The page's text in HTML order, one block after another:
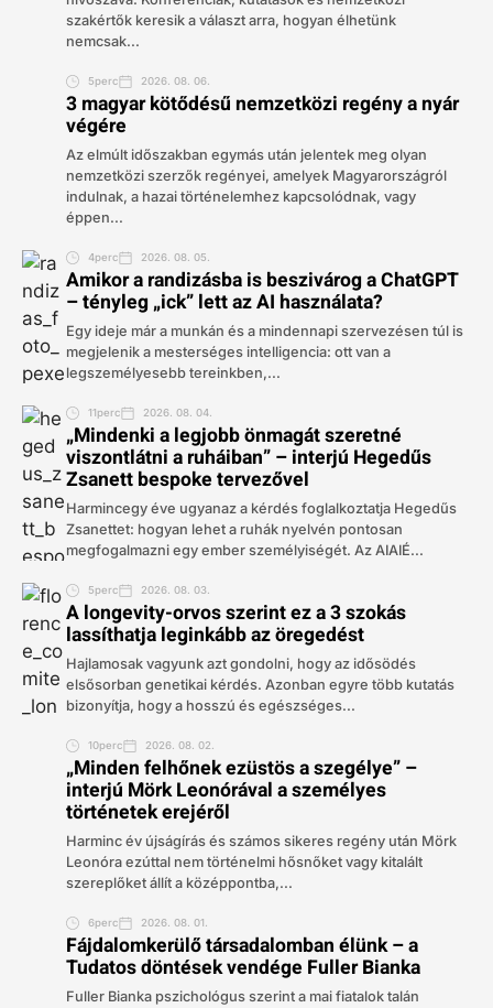
szakértők keresik a választ arra, hogyan élhetünk
nemcsak...
5perc 2026. 08. 06.
3 magyar kötődésű nemzetközi regény a nyár
végére
Az elmúlt időszakban egymás után jelentek meg olyan
nemzetközi szerzők regényei, amelyek Magyarországról
indulnak, a hazai történelemhez kapcsolódnak, vagy
éppen...
4perc 2026. 08. 05.
Amikor a randizásba is beszivárog a ChatGPT
– tényleg „ick” lett az AI használata?
Egy ideje már a munkán és a mindennapi szervezésen túl is
megjelenik a mesterséges intelligencia: ott van a
legszemélyesebb tereinkben,...
11perc 2026. 08. 04.
„Mindenki a legjobb önmagát szeretné
viszontlátni a ruháiban” – interjú Hegedűs
Zsanett bespoke tervezővel
Harmincegy éve ugyanaz a kérdés foglalkoztatja Hegedűs
Zsanettet: hogyan lehet a ruhák nyelvén pontosan
megfogalmazni egy ember személyiségét. Az AIAIÉ...
5perc 2026. 08. 03.
A longevity-orvos szerint ez a 3 szokás
lassíthatja leginkább az öregedést
Hajlamosak vagyunk azt gondolni, hogy az idősödés
elsősorban genetikai kérdés. Azonban egyre több kutatás
bizonyítja, hogy a hosszú és egészséges...
10perc 2026. 08. 02.
„Minden felhőnek ezüstös a szegélye” –
interjú Mörk Leonórával a személyes
történetek erejéről
Harminc év újságírás és számos sikeres regény után Mörk
Leonóra ezúttal nem történelmi hősnőket vagy kitalált
szereplőket állít a középpontba,...
6perc 2026. 08. 01.
Fájdalomkerülő társadalomban élünk – a
Tudatos döntések vendége Fuller Bianka
Fuller Bianka pszichológus szerint a mai fiatalok talán